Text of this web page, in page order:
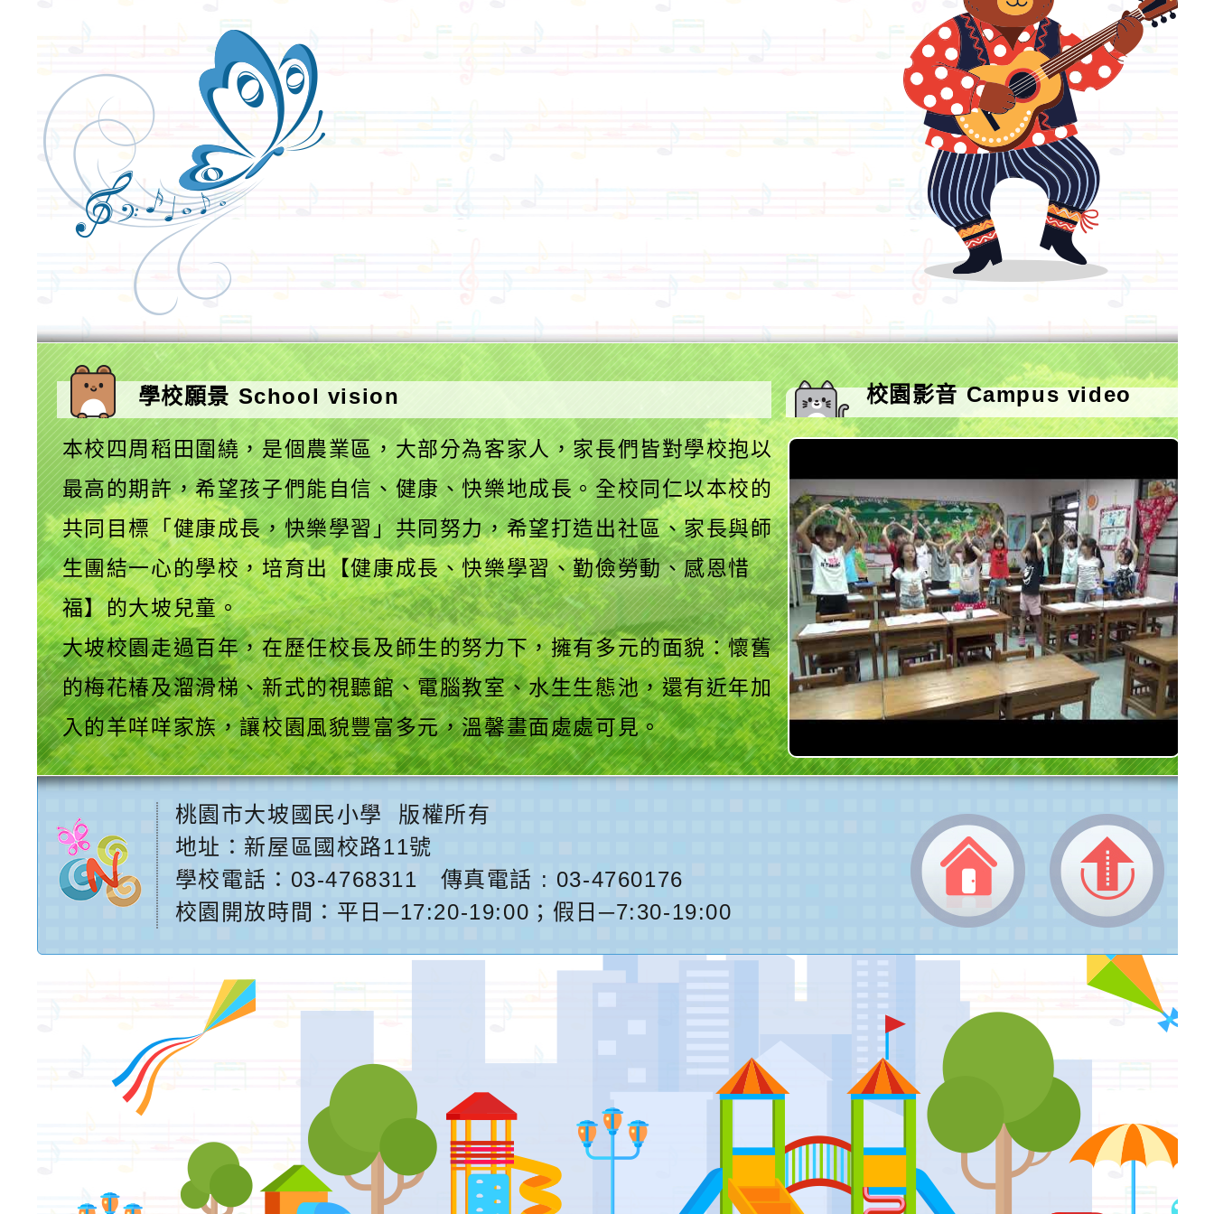
學校願景 School vision
本校四周稻田圍繞，是個農業區，大部分為客家人，家長們皆對學校抱以
最高的期許，希望孩子們能自信、健康、快樂地成長。全校同仁以本校的
共同目標「健康成長，快樂學習」共同努力，希望打造出社區、家長與師
生團結一心的學校，培育出【健康成長、快樂學習、勤儉勞動、感恩惜
福】的大坡兒童。
大坡校園走過百年，在歷任校長及師生的努力下，擁有多元的面貌：懷舊
的梅花椿及溜滑梯、新式的視聽館、電腦教室、水生生態池，還有近年加
入的羊咩咩家族，讓校園風貌豐富多元，溫馨畫面處處可見。
校園影音 Campus video
桃園市大坡國小9月份現場教學活動
桃園市大坡國民小學
版權所有
地址： 新屋區國校路11號
學校電話：03-4768311
傳真電話 : 03-4760176
校園開放時間：平日─17:20-19:00；假日─7:30-19:00